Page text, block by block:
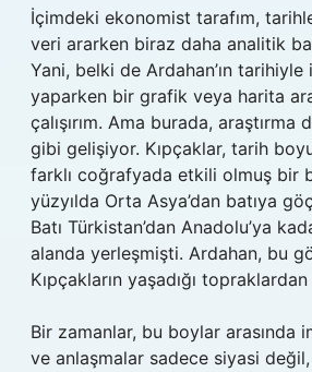
İçimdeki ekonomist tarafım,
veri ararken biraz daha analitik
Yani, belki de Ardahan’ın
yaparken bir grafik veya harita
çalışırım. Ama burada, araştırma
gibi gelişiyor. Kıpçaklar, tarih
farklı coğrafyada etkili olmuş bir
yüzyılda Orta Asya’dan batıya
Batı Türkistan’dan Anadolu’ya
alanda yerleşmişti. Ardahan, bu
Kıpçakların yaşadığı
Bir zamanlar, bu boylar arasında
ve anlaşmalar sadece siyasi